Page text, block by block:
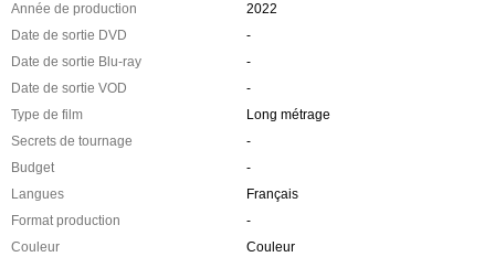
Année de production
2022
Date de sortie DVD
-
Date de sortie Blu-ray
-
Date de sortie VOD
-
Type de film
Long métrage
Secrets de tournage
-
Budget
-
Langues
Français
Format production
-
Couleur
Couleur